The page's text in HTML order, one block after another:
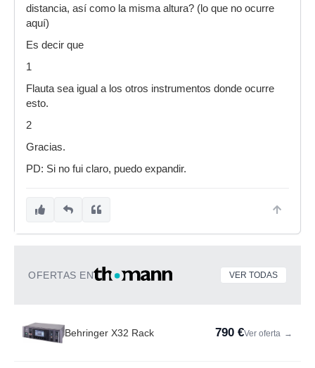
distancia, así como la misma altura? (lo que no ocurre
aquí)
Es decir que
1
Flauta sea igual a los otros instrumentos donde ocurre
esto.
2
Gracias.
PD: Si no fui claro, puedo expandir.
OFERTAS EN VER TODAS
Behringer X32 Rack 790 €Ver oferta →